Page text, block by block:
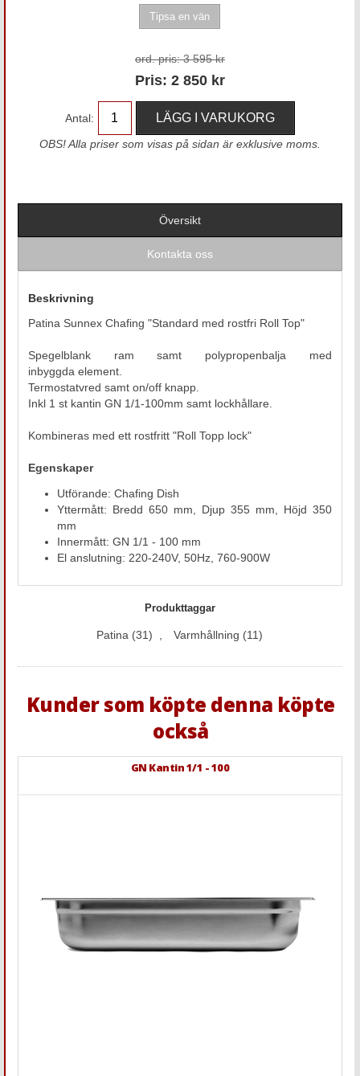
ord. pris: 3 595 kr
Pris: 2 850 kr
Antal:
OBS! Alla priser som visas på sidan är exklusive moms.
Översikt
Kontakta oss
Beskrivning
Patina Sunnex Chafing "Standard med rostfri Roll Top"
Spegelblank ram samt polypropenbalja med
inbyggda element.
Termostatvred samt on/off knapp.
Inkl 1 st kantin GN 1/1-100mm samt lockhållare.
Kombineras med ett rostfritt "Roll Topp lock"
Egenskaper
Utförande: Chafing Dish
Yttermått: Bredd 650 mm, Djup 355 mm, Höjd 350
mm
Innermått: GN 1/1 - 100 mm
El anslutning: 220-240V, 50Hz, 760-900W
Produkttaggar
Patina (31) Varmhållning (11)
Kunder som köpte denna köpte
också
GN Kantin 1/1 - 100